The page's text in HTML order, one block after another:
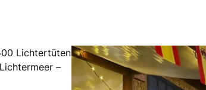
Lichtertüten
–